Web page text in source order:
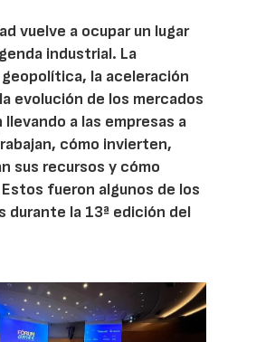
vuelve a ocupar un lugar
industrial. La
la aceleración
evolución de los mercados
a las empresas a
cómo invierten,
sus recursos y cómo
fueron algunos de los
durante la 13ª edición del